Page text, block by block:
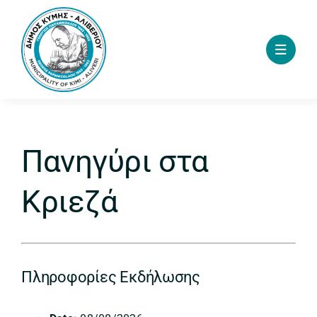
content
Πανηγύρι στα
Κριεζά
Πληροφορίες Εκδήλωσης